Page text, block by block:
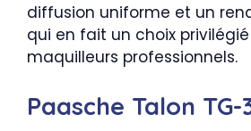
diffusion uniforme et un
qui en fait un choix
maquilleurs professionnels.
Paasche Talon TG-